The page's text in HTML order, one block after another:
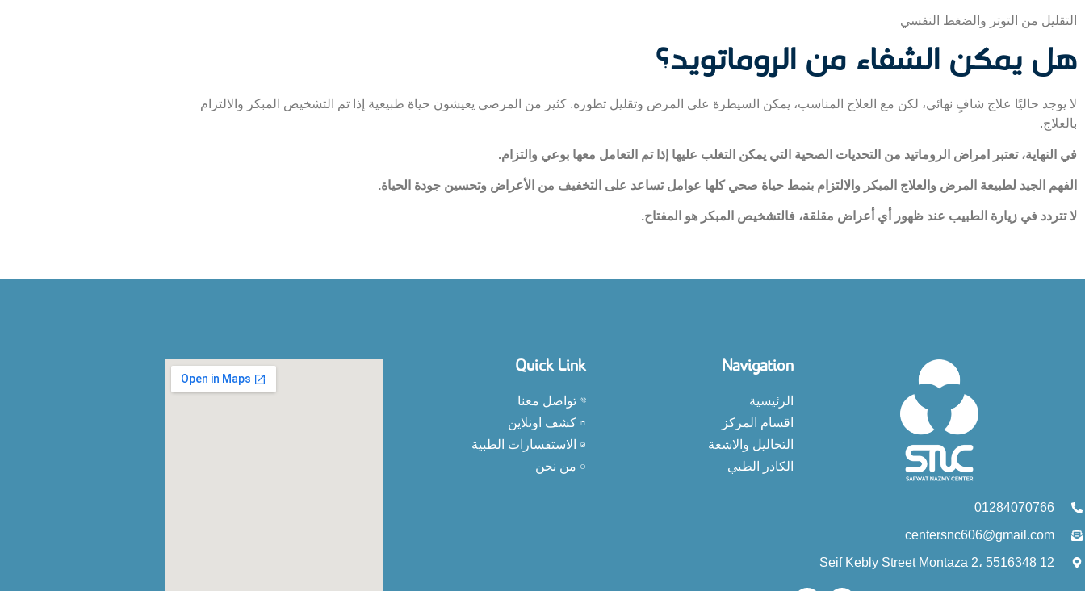
التقليل من التوتر والضغط النفسي
هل يمكن الشفاء من الروماتويد؟
لا يوجد حاليًا علاج شافٍ نهائي، لكن مع العلاج المناسب، يمكن السيطرة على المرض وتقليل تطوره. كثير من المرضى يعيشون حياة طبيعية إذا تم التشخيص المبكر والالتزام
بالعلاج.
في النهاية، تعتبر امراض الروماتيد من التحديات الصحية التي يمكن التغلب عليها إذا تم التعامل معها بوعي والتزام.
الفهم الجيد لطبيعة المرض والعلاج المبكر والالتزام بنمط حياة صحي كلها عوامل تساعد على التخفيف من الأعراض وتحسين جودة الحياة.
لا تتردد في زيارة الطبيب عند ظهور أي أعراض مقلقة، فالتشخيص المبكر هو المفتاح.
01284070766
centersnc606@gmail.com
12 Seif Kebly Street Montaza 2، 5516348
Navigation
الرئيسية
اقسام المركز
التحاليل والاشعة
الكادر الطبي
Quick Link
تواصل معنا
كشف اونلاين
الاستفسارات الطبية
من نحن